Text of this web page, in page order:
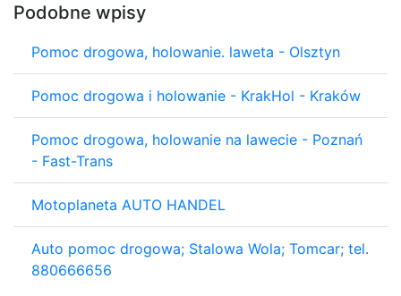
Podobne wpisy
Pomoc drogowa, holowanie. laweta - Olsztyn
Pomoc drogowa i holowanie - KrakHol - Kraków
Pomoc drogowa, holowanie na lawecie - Poznań
- Fast-Trans
Motoplaneta AUTO HANDEL
Auto pomoc drogowa; Stalowa Wola; Tomcar; tel.
880666656